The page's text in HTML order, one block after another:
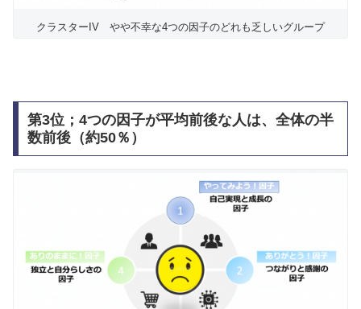
クラスターIV やや不幸な4つの因子のどれも乏しいグループ
第3位；4つの因子が平均前後な人は、全体の半
数前後（約50％）